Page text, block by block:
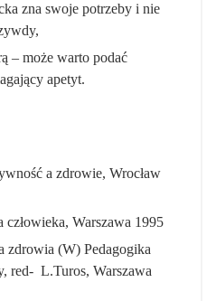
zna swoje potrzeby i nie
– może warto podać
apetyt.
a zdrowie, Wrocław
Warszawa 1995
zdrowia (W) Pedagogika
red- L.Turos, Warszawa